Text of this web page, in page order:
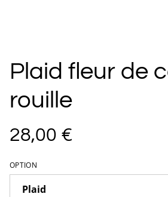
Plaid fleur de
rouille
28,00 €
OPTION